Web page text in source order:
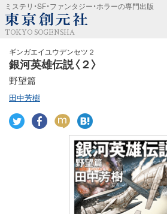
ミステリ・SF・ファンタジー・ホラーの専門出版
TOKYO SOGENSHA
ギンガエイユウデンセツ２
銀河英雄伝説〈２〉
野望篇
田中芳樹